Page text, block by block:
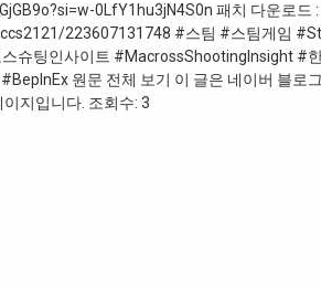
0LfY1hu3jN4S0n 패치 다운로드 :
223607131748 #스팀 #스팀게임
슈팅인사이트 #MacrossShootingInsight #
원문 전체 보기 이 글은 네이버 블로
지입니다. 조회수: 3